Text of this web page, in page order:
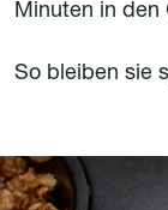
Minuten in den
So bleiben sie